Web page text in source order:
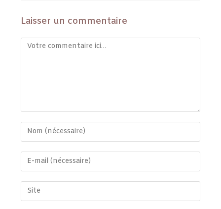
Laisser un commentaire